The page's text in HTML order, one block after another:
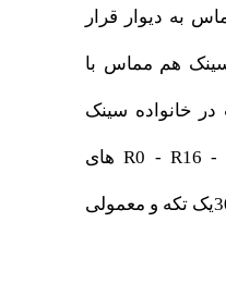
به دیوار قرار
هم مماس با
خانواده سینک
های R0 - R16 - R25 - R70 - فانتزی -